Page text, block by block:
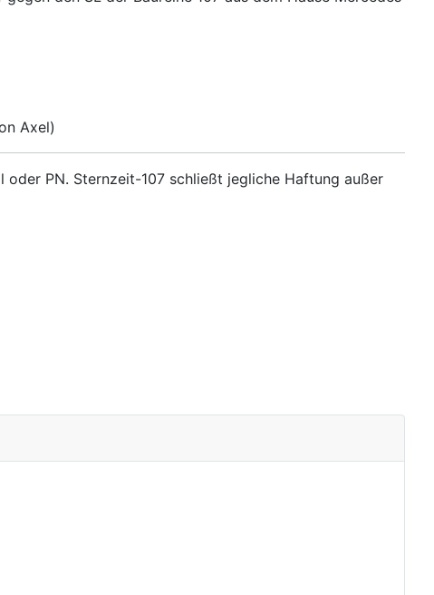
Axel)
PN. Sternzeit-107 schließt jegliche Haftung außer